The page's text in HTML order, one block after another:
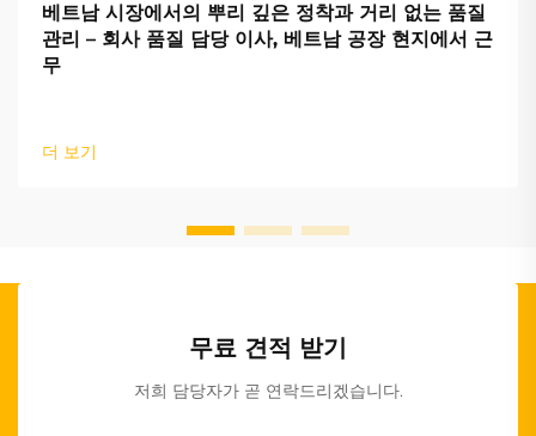
베트남 시장에서의 뿌리 깊은 정착과 거리 없는 품질
관리 – 회사 품질 담당 이사, 베트남 공장 현지에서 근
무
더 보기
무료 견적 받기
저희 담당자가 곧 연락드리겠습니다.